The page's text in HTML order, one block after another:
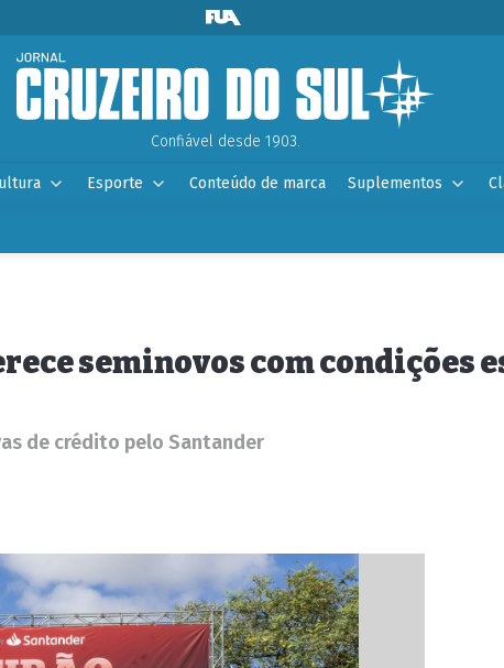
Confiável desde 1903.
Esporte Conteúdo de marca Suplementos
seminovos com condições
de crédito pelo Santander